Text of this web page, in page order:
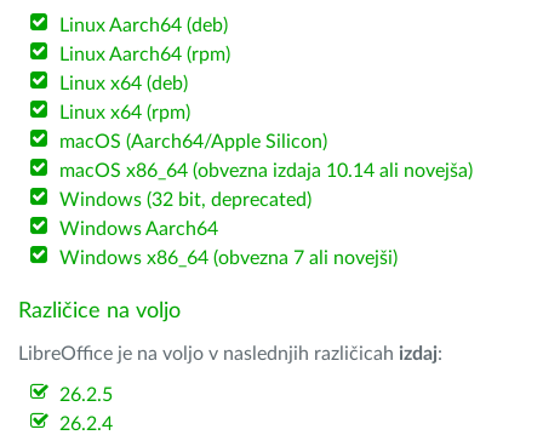
Linux Aarch64 (deb)
Linux Aarch64 (rpm)
Linux x64 (deb)
Linux x64 (rpm)
macOS (Aarch64/Apple Silicon)
macOS x86_64 (obvezna izdaja 10.14 ali novejša)
Windows (32 bit, deprecated)
Windows Aarch64
Windows x86_64 (obvezna 7 ali novejši)
Različice na voljo
LibreOffice je na voljo v naslednjih različicah izdaj:
26.2.5
26.2.4